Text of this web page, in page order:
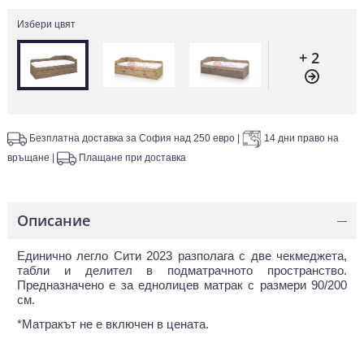
Избери цвят
+ 2
Безплатна доставка за София над 250 евро
14 дни право на
връщане
Плащане при доставка
Описание —
Единично легло Сити 2023 разполага с две чекмеджета,
табли и делител в подматрачното пространство.
Предназначено e за еднолицев матрак с размери 90/200
см.
*Матракът не е включен в цената.